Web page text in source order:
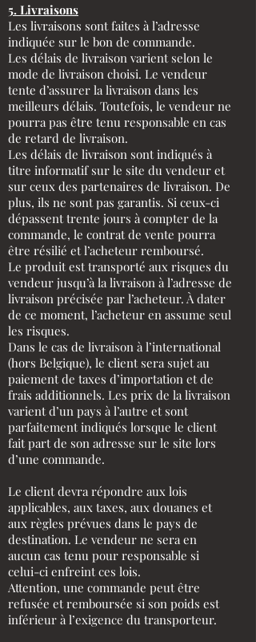
5. Livraisons
Les livraisons sont faites à l’adresse
indiquée sur le bon de commande.
Les délais de livraison varient selon le
mode de livraison choisi. Le vendeur
tente d’assurer la livraison dans les
meilleurs délais. Toutefois, le vendeur ne
pourra pas être tenu responsable en cas
de retard de livraison.
Les délais de livraison sont indiqués à
titre informatif sur le site du vendeur et
sur ceux des partenaires de livraison. De
plus, ils ne sont pas garantis. Si ceux-ci
dépassent trente jours à compter de la
commande, le contrat de vente pourra
être résilié et l’acheteur remboursé.
Le produit est transporté aux risques du
vendeur jusqu’à la livraison à l’adresse de
livraison précisée par l’acheteur. À dater
de ce moment, l’acheteur en assume seul
les risques.
Dans le cas de livraison à l’international
(hors Belgique), le client sera sujet au
paiement de taxes d’importation et de
frais additionnels. Les prix de la livraison
varient d’un pays à l’autre et sont
parfaitement indiqués lorsque le client
fait part de son adresse sur le site lors
d’une commande.
Le client devra répondre aux lois
applicables, aux taxes, aux douanes et
aux règles prévues dans le pays de
destination. Le vendeur ne sera en
aucun cas tenu pour responsable si
celui-ci enfreint ces lois.
Attention, une commande peut être
refusée et remboursée si son poids est
inférieur à l’exigence du transporteur.